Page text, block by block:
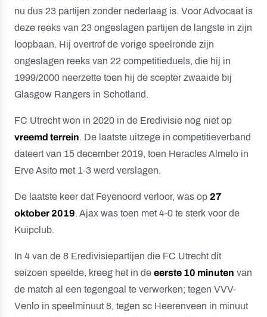
nu dus 23 partijen zonder nederlaag is. Voor Advocaat is
deze reeks van 23 ongeslagen partijen de langste in zijn
loopbaan. Hij overtrof de vorige speelronde zijn
ongeslagen reeks van 22 competitieduels, die hij in
1999/2000 neerzette toen hij de scepter zwaaide bij
Glasgow Rangers in Schotland.
FC Utrecht won in 2020 in de Eredivisie nog niet op
vreemd terrein. De laatste uitzege in competitieverband
dateert van 15 december 2019, toen Heracles Almelo in
Erve Asito met 1-3 werd verslagen.
De laatste keer dat Feyenoord verloor, was op 27
oktober 2019. Ajax was toen met 4-0 te sterk voor de
Kuipclub.
In 4 van de 8 Eredivisiepartijen die FC Utrecht dit
seizoen speelde, kreeg het in de eerste 10 minuten van
de match al een tegengoal te verwerken; tegen VVV-
Venlo in speelminuut 8, tegen sc Heerenveen in minuut